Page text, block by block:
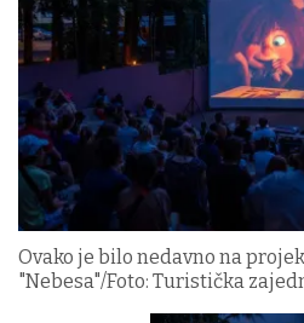
Ovako je bilo nedavno na
"Nebesa"/Foto: Turistička